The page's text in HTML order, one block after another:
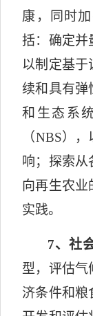
康，同时
括： 确定并
以制定基
续和具有弹
和生态系
（NBS），
响；探索从
向再生农业
实践。
7、社
型，评估气
济条件和粮